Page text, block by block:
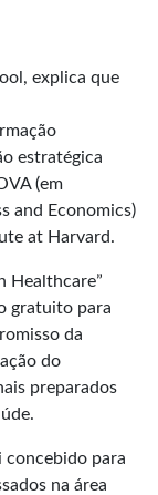
explica que
estratégica
(em
and Economics)
at Harvard.
Healthcare”
gratuito para
da
do
preparados
para
na área